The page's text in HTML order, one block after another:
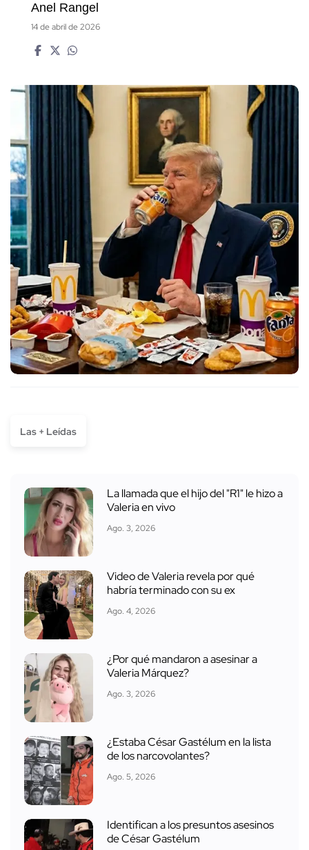
Anel Rangel
14 de abril de 2026
Las + Leídas
La llamada que el hijo del "R1" le hizo a
Valeria en vivo
Ago. 3, 2026
Video de Valeria revela por qué
habría terminado con su ex
Ago. 4, 2026
¿Por qué mandaron a asesinar a
Valeria Márquez?
Ago. 3, 2026
¿Estaba César Gastélum en la lista
de los narcovolantes?
Ago. 5, 2026
Identifican a los presuntos asesinos
de César Gastélum